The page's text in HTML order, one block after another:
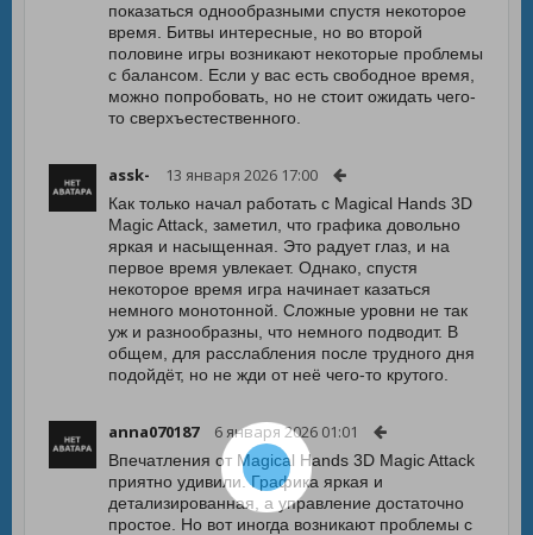
показаться однообразными спустя некоторое
время. Битвы интересные, но во второй
половине игры возникают некоторые проблемы
с балансом. Если у вас есть свободное время,
можно попробовать, но не стоит ожидать чего-
то сверхъестественного.
assk- 13 января 2026 17:00
Как только начал работать с Magical Hands 3D
Magic Attack, заметил, что графика довольно
яркая и насыщенная. Это радует глаз, и на
первое время увлекает. Однако, спустя
некоторое время игра начинает казаться
немного монотонной. Сложные уровни не так
уж и разнообразны, что немного подводит. В
общем, для расслабления после трудного дня
подойдёт, но не жди от неё чего-то крутого.
anna070187 6 января 2026 01:01
Впечатления от Magical Hands 3D Magic Attack
приятно удивили. Графика яркая и
детализированная, а управление достаточно
простое. Но вот иногда возникают проблемы с